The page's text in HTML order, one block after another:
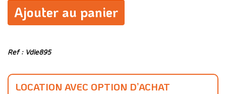
Ajouter au panier
Ref : Vdie895
LOCATION AVEC OPTION D’ACHAT